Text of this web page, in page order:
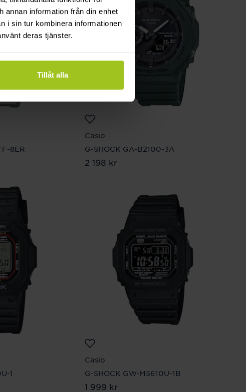
annan information från din enhet
i sin tur kombinera informationen
deras tjänster.
Tillåt alla
8ER
Casio
G-SHOCK GA-B2100-3A
Pris:2 198 kr
2 198 kr
1
Casio
G-SHOCK GW-M5610U-1B
Pris:1 999 kr
1 999 kr